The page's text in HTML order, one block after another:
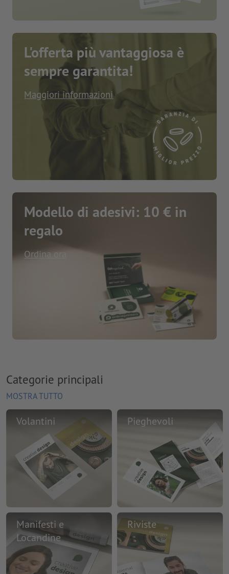
L'offerta più vantaggiosa è
sempre garantita!
Maggiori informazioni
Modello di adesivi: 10 € in
regalo
Ordina ora
Categorie principali
MOSTRA TUTTO
Volantini Pieghevoli
Manifesti e
Locandine
Riviste